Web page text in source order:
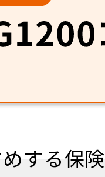
する保険